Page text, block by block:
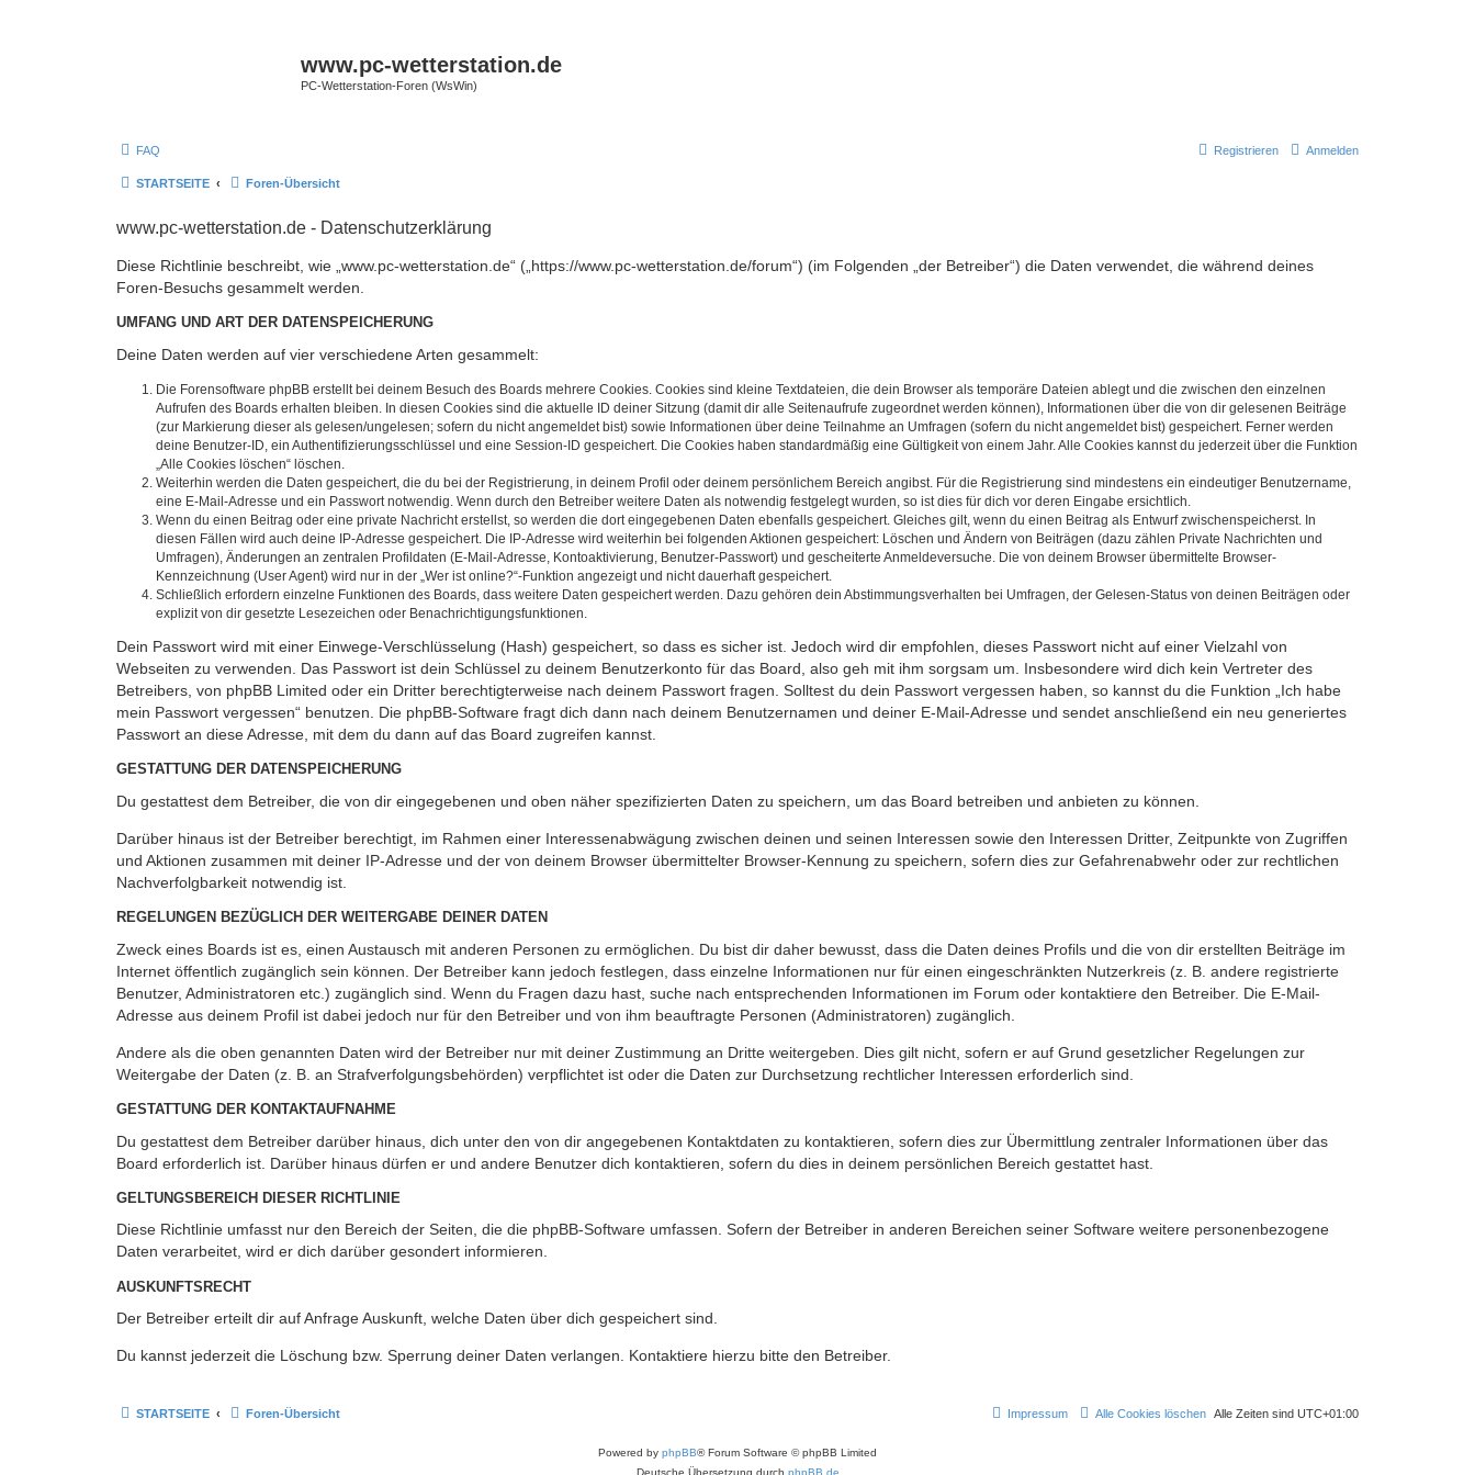
www.pc-wetterstation.de
PC-Wetterstation-Foren (WsWin)
FAQ Anmelden
Registrieren
STARTSEITE Foren-Übersicht
www.pc-wetterstation.de - Datenschutzerklärung
Diese Richtlinie beschreibt, wie „www.pc-wetterstation.de“ („https://www.pc-wetterstation.de/forum“) (im Folgenden „der Betreiber“) die Daten verwendet, die während deines
Foren-Besuchs gesammelt werden.
UMFANG UND ART DER DATENSPEICHERUNG
Deine Daten werden auf vier verschiedene Arten gesammelt:
Die Forensoftware phpBB erstellt bei deinem Besuch des Boards mehrere Cookies. Cookies sind kleine Textdateien, die dein Browser als temporäre Dateien ablegt und die zwischen den einzelnen
Aufrufen des Boards erhalten bleiben. In diesen Cookies sind die aktuelle ID deiner Sitzung (damit dir alle Seitenaufrufe zugeordnet werden können), Informationen über die von dir gelesenen Beiträge
(zur Markierung dieser als gelesen/ungelesen; sofern du nicht angemeldet bist) sowie Informationen über deine Teilnahme an Umfragen (sofern du nicht angemeldet bist) gespeichert. Ferner werden
deine Benutzer-ID, ein Authentifizierungsschlüssel und eine Session-ID gespeichert. Die Cookies haben standardmäßig eine Gültigkeit von einem Jahr. Alle Cookies kannst du jederzeit über die Funktion
„Alle Cookies löschen“ löschen.
Weiterhin werden die Daten gespeichert, die du bei der Registrierung, in deinem Profil oder deinem persönlichem Bereich angibst. Für die Registrierung sind mindestens ein eindeutiger Benutzername,
eine E-Mail-Adresse und ein Passwort notwendig. Wenn durch den Betreiber weitere Daten als notwendig festgelegt wurden, so ist dies für dich vor deren Eingabe ersichtlich.
Wenn du einen Beitrag oder eine private Nachricht erstellst, so werden die dort eingegebenen Daten ebenfalls gespeichert. Gleiches gilt, wenn du einen Beitrag als Entwurf zwischenspeicherst. In
diesen Fällen wird auch deine IP-Adresse gespeichert. Die IP-Adresse wird weiterhin bei folgenden Aktionen gespeichert: Löschen und Ändern von Beiträgen (dazu zählen Private Nachrichten und
Umfragen), Änderungen an zentralen Profildaten (E-Mail-Adresse, Kontoaktivierung, Benutzer-Passwort) und gescheiterte Anmeldeversuche. Die von deinem Browser übermittelte Browser-
Kennzeichnung (User Agent) wird nur in der „Wer ist online?“-Funktion angezeigt und nicht dauerhaft gespeichert.
Schließlich erfordern einzelne Funktionen des Boards, dass weitere Daten gespeichert werden. Dazu gehören dein Abstimmungsverhalten bei Umfragen, der Gelesen-Status von deinen Beiträgen oder
explizit von dir gesetzte Lesezeichen oder Benachrichtigungsfunktionen.
Dein Passwort wird mit einer Einwege-Verschlüsselung (Hash) gespeichert, so dass es sicher ist. Jedoch wird dir empfohlen, dieses Passwort nicht auf einer Vielzahl von
Webseiten zu verwenden. Das Passwort ist dein Schlüssel zu deinem Benutzerkonto für das Board, also geh mit ihm sorgsam um. Insbesondere wird dich kein Vertreter des
Betreibers, von phpBB Limited oder ein Dritter berechtigterweise nach deinem Passwort fragen. Solltest du dein Passwort vergessen haben, so kannst du die Funktion „Ich habe
mein Passwort vergessen“ benutzen. Die phpBB-Software fragt dich dann nach deinem Benutzernamen und deiner E-Mail-Adresse und sendet anschließend ein neu generiertes
Passwort an diese Adresse, mit dem du dann auf das Board zugreifen kannst.
GESTATTUNG DER DATENSPEICHERUNG
Du gestattest dem Betreiber, die von dir eingegebenen und oben näher spezifizierten Daten zu speichern, um das Board betreiben und anbieten zu können.
Darüber hinaus ist der Betreiber berechtigt, im Rahmen einer Interessenabwägung zwischen deinen und seinen Interessen sowie den Interessen Dritter, Zeitpunkte von Zugriffen
und Aktionen zusammen mit deiner IP-Adresse und der von deinem Browser übermittelter Browser-Kennung zu speichern, sofern dies zur Gefahrenabwehr oder zur rechtlichen
Nachverfolgbarkeit notwendig ist.
REGELUNGEN BEZÜGLICH DER WEITERGABE DEINER DATEN
Zweck eines Boards ist es, einen Austausch mit anderen Personen zu ermöglichen. Du bist dir daher bewusst, dass die Daten deines Profils und die von dir erstellten Beiträge im
Internet öffentlich zugänglich sein können. Der Betreiber kann jedoch festlegen, dass einzelne Informationen nur für einen eingeschränkten Nutzerkreis (z. B. andere registrierte
Benutzer, Administratoren etc.) zugänglich sind. Wenn du Fragen dazu hast, suche nach entsprechenden Informationen im Forum oder kontaktiere den Betreiber. Die E-Mail-
Adresse aus deinem Profil ist dabei jedoch nur für den Betreiber und von ihm beauftragte Personen (Administratoren) zugänglich.
Andere als die oben genannten Daten wird der Betreiber nur mit deiner Zustimmung an Dritte weitergeben. Dies gilt nicht, sofern er auf Grund gesetzlicher Regelungen zur
Weitergabe der Daten (z. B. an Strafverfolgungsbehörden) verpflichtet ist oder die Daten zur Durchsetzung rechtlicher Interessen erforderlich sind.
GESTATTUNG DER KONTAKTAUFNAHME
Du gestattest dem Betreiber darüber hinaus, dich unter den von dir angegebenen Kontaktdaten zu kontaktieren, sofern dies zur Übermittlung zentraler Informationen über das
Board erforderlich ist. Darüber hinaus dürfen er und andere Benutzer dich kontaktieren, sofern du dies in deinem persönlichen Bereich gestattet hast.
GELTUNGSBEREICH DIESER RICHTLINIE
Diese Richtlinie umfasst nur den Bereich der Seiten, die die phpBB-Software umfassen. Sofern der Betreiber in anderen Bereichen seiner Software weitere personenbezogene
Daten verarbeitet, wird er dich darüber gesondert informieren.
AUSKUNFTSRECHT
Der Betreiber erteilt dir auf Anfrage Auskunft, welche Daten über dich gespeichert sind.
Du kannst jederzeit die Löschung bzw. Sperrung deiner Daten verlangen. Kontaktiere hierzu bitte den Betreiber.
STARTSEITE Foren-Übersicht Alle Zeiten sind UTC+01:00
Alle Cookies löschen
Impressum
Powered by phpBB® Forum Software © phpBB Limited
Deutsche Übersetzung durch phpBB.de